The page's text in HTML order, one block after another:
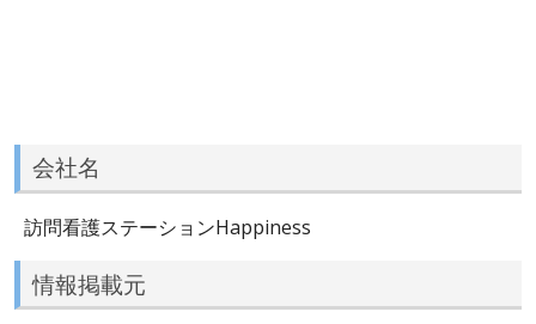
会社名
訪問看護ステーションHappiness
情報掲載元